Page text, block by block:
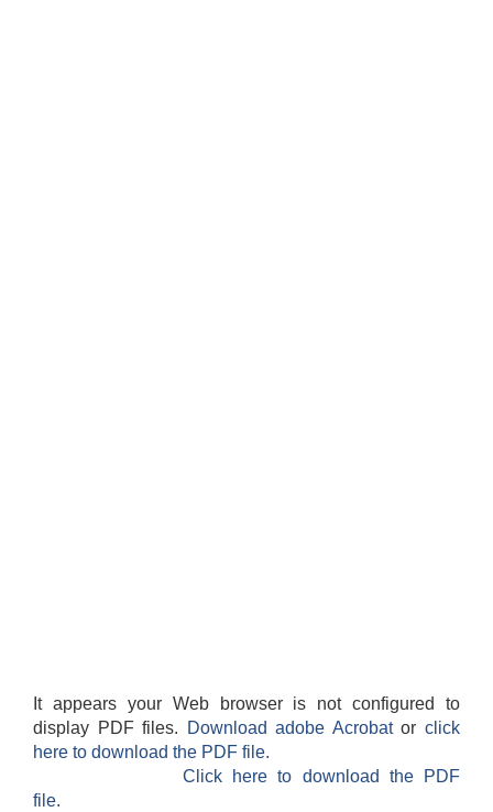
It appears your Web browser is not configured to
display PDF files.
Download adobe Acrobatorclick
here to download the PDF file.
Click here to download the PDF
file.